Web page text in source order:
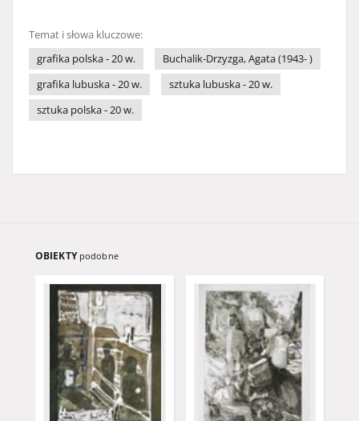
Temat i słowa kluczowe:
grafika polska - 20 w.
Buchalik-Drzyzga, Agata (1943- )
grafika lubuska - 20 w.
sztuka lubuska - 20 w.
sztuka polska - 20 w.
OBIEKTY podobne